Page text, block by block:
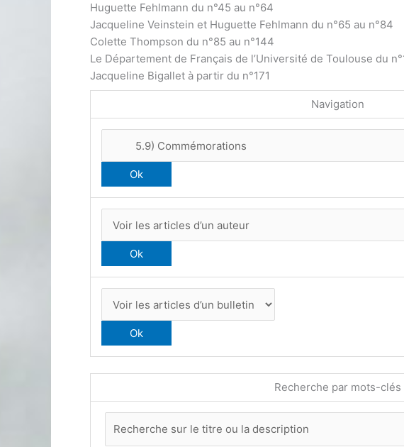
Huguette Fehlmann du n°45 au n°64
Jacqueline Veinstein et Huguette Fehlmann du n°65 au n°84
Colette Thompson du n°85 au n°144
Le Département de Français de l’Université de Toulouse du
Jacqueline Bigallet à partir du n°171
Navigation
Recherche par mots-clés